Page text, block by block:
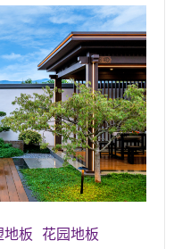
地板 花园地板